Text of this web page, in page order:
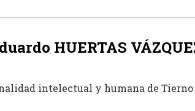
HUERTAS
intelectual y humana de